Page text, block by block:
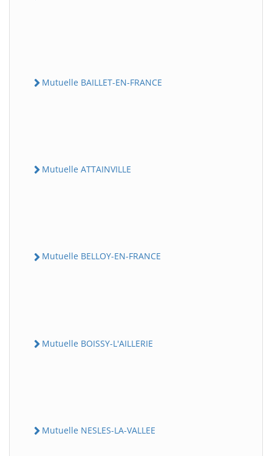
Mutuelle BAILLET-EN-FRANCE
Mutuelle ATTAINVILLE
Mutuelle BELLOY-EN-FRANCE
Mutuelle BOISSY-L'AILLERIE
Mutuelle NESLES-LA-VALLEE